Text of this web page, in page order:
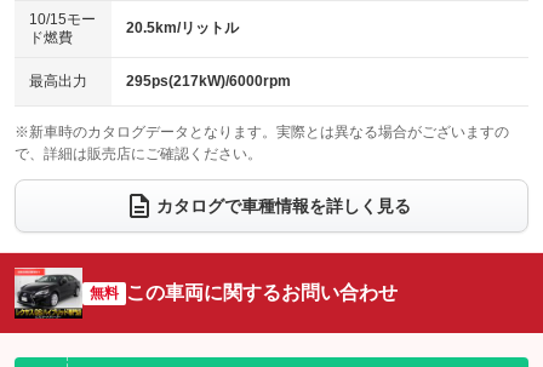
ベンチシート
：装備なし
チップアップシート
：装備なし
電動格納サードシート
：装備なし シートヒーター
：装備あり
ウォークスルー
電動リアゲート フロントカメラ
：装備なし
シートエアコン
：装備あり 全周囲カメラ
：装備なし
サイドカメラ
：装備なし ルーフレール
：装備なし
エアサスペンション ヘッドライトウォッシャー
10/15モー
ド燃費
20.5km/リットル
最高出力 295ps(217kW)/6000rpm
※新車時のカタログデータとなります。実際とは異なる場合がございますの
で、詳細は販売店にご確認ください。
カタログで車種情報を詳しく見る
無料 この車両に関するお問い合わせ